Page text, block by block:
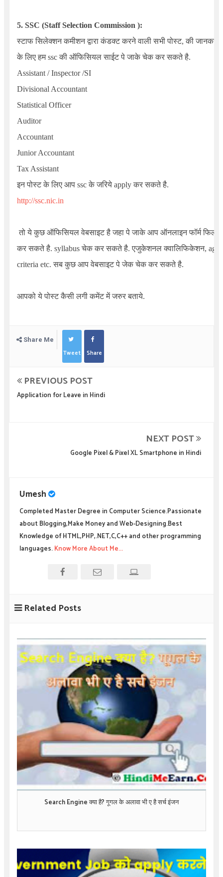
5. SSC (StaffSelection Commission ):
स्टाफ सिलेक्शन कमीशन द्वारा कंडक्ट करने वाली सभी पोस्ट, की जानकरी
के लिए हम ssc की ऑफिसियल साईट पे जाके चेक कर सकते है.
Assistant / Inspector /SI
Divisional Accountant
Statistical Officer
Auditor
Accountant
Junior Accountant
Tax Assistant
इन पोस्ट के लिए आप ssc के जरिये apply कर सकते है.
http://ssc.nic.in
तो ये कुछ ऑफिसियल वेबसाइट है जहा पे जाके आप ऑनलाइन फॉर्म फिल
कर सकते है. syllabus चेक कर सकते है. एजुकेशनल क्वालिफिकेशन, age
criteria etc. सब कुछ आप वेबसाइट पे जेक चेक कर सकते है.
आपको ये पोस्ट कैसी लगी कमेंट में जरुर बताये.
Share Me
Tweet Share
PREVIOUS POST
Application for Leave in Hindi
NEXT POST
Google Pixel & Pixel XL Smartphone in Hindi
Umesh
Completed Master Degree in Computer Science.Passionate
about Blogging,Make Money and Web-Designing.Best
Knowledge of HTML,PHP,.NET,C,C++ and other programming
languages.Know More About Me...
Related Posts
Search Engine क्या है? गूगल के अलावा भी ए है सर्च इंजन